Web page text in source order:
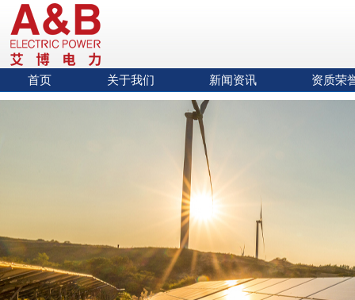
首页 关于我们 新闻资讯 资质荣